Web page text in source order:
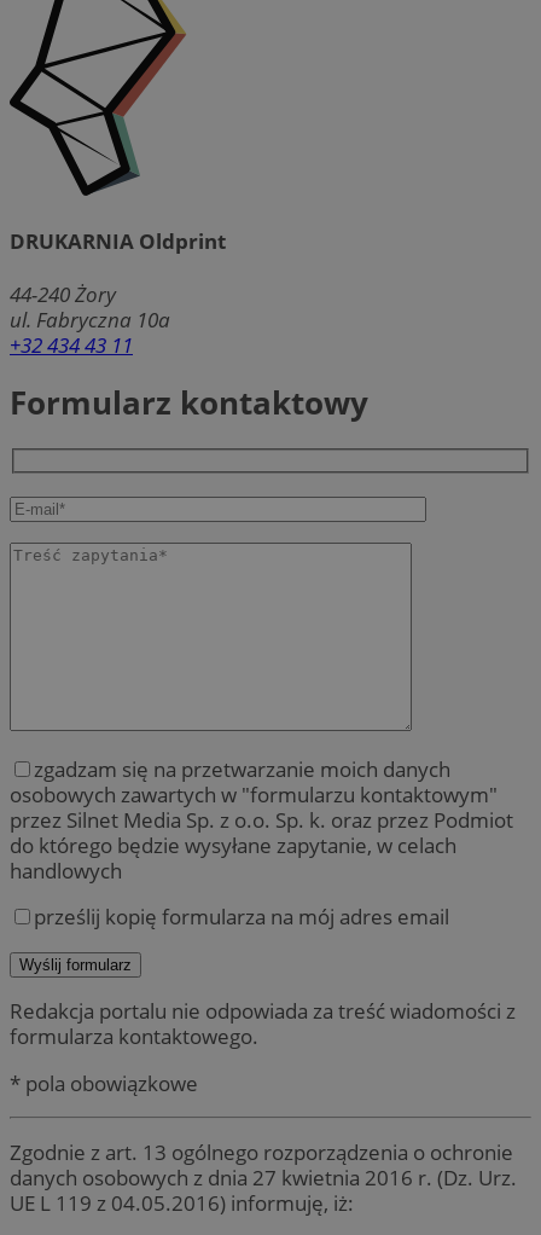
DRUKARNIA Oldprint
44-240Żory
ul. Fabryczna 10a
+32 434 43 11
Formularz kontaktowy
zgadzam się na przetwarzanie moich danych
osobowych zawartych w "formularzu kontaktowym"
przez Silnet Media Sp. z o.o. Sp. k. oraz przez Podmiot
do którego będzie wysyłane zapytanie, w celach
handlowych
prześlij kopię formularza na mój adres email
Redakcja portalu nie odpowiada za treść wiadomości z
formularza kontaktowego.
* pola obowiązkowe
Zgodnie z art. 13 ogólnego rozporządzenia o ochronie
danych osobowych z dnia 27 kwietnia 2016 r. (Dz. Urz.
UE L 119 z 04.05.2016) informuję, iż: